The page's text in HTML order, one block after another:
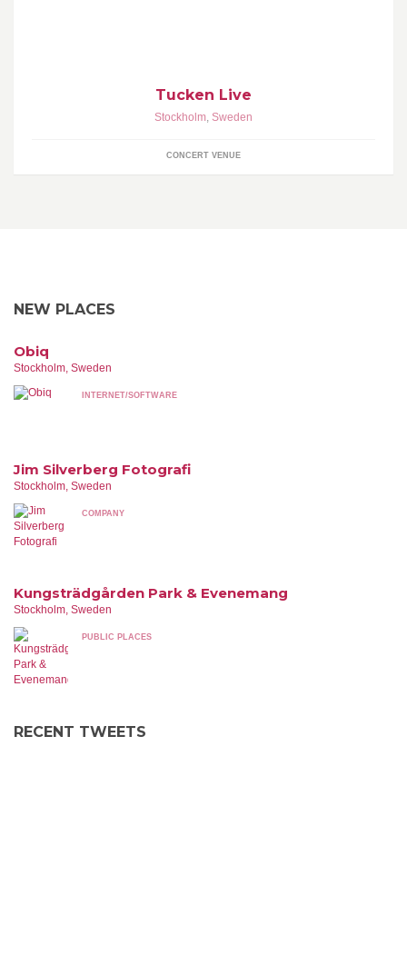
Tucken Live
Stockholm, Sweden
CONCERT VENUE
NEW PLACES
Obiq
Stockholm, Sweden
INTERNET/SOFTWARE
Jim Silverberg Fotografi
Stockholm, Sweden
COMPANY
Kungsträdgården Park & Evenemang
Stockholm, Sweden
PUBLIC PLACES
RECENT TWEETS